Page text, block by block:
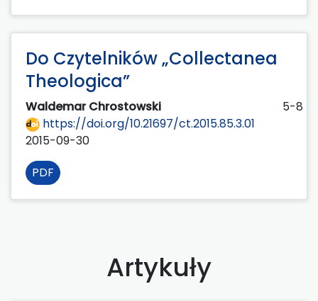
Do Czytelników „Collectanea
Theologica”
Waldemar Chrostowski
5-8
https://doi.org/10.21697/ct.2015.85.3.01
2015-09-30
PDF
Artykuły